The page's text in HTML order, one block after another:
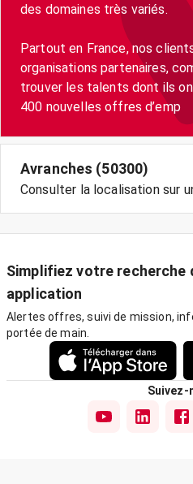
des domaines très variés.
Partout en France, nos
organisations partenaires,
trouver les talents dont ils
400 nouvelles offres d’emp
Avranches (50300)
Consulter la localisation sur
Simplifiez votre recherche
application
Alertes offres, suivi de mission,
portée de main.
Suivez-